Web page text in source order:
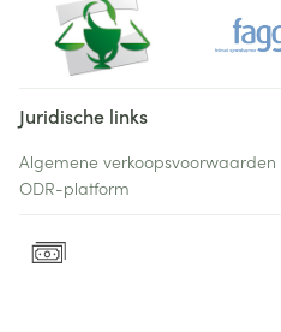
Juridische links
Algemene verkoopsvoorwaarden
ODR-platform